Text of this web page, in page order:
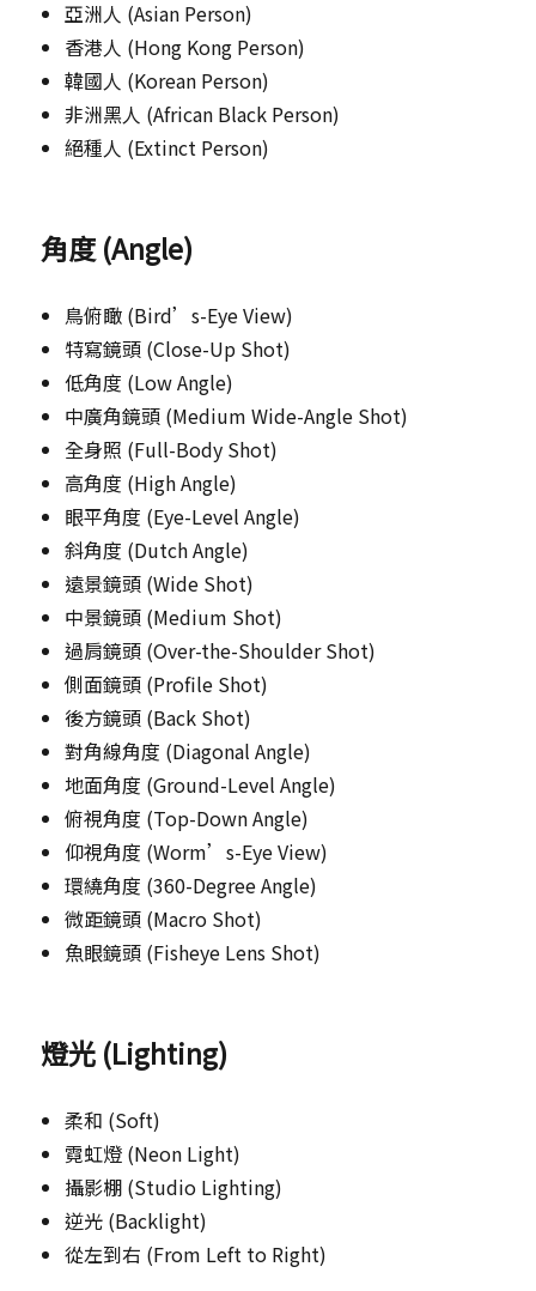
亞洲人 (Asian Person)
香港人 (Hong Kong Person)
韓國人 (Korean Person)
非洲黑人 (African Black Person)
絕種人 (Extinct Person)
角度 (Angle)
鳥俯瞰 (Bird’s-Eye View)
特寫鏡頭 (Close-Up Shot)
低角度 (Low Angle)
中廣角鏡頭 (Medium Wide-Angle Shot)
全身照 (Full-Body Shot)
高角度 (High Angle)
眼平角度 (Eye-Level Angle)
斜角度 (Dutch Angle)
遠景鏡頭 (Wide Shot)
中景鏡頭 (Medium Shot)
過肩鏡頭 (Over-the-Shoulder Shot)
側面鏡頭 (Profile Shot)
後方鏡頭 (Back Shot)
對角線角度 (Diagonal Angle)
地面角度 (Ground-Level Angle)
俯視角度 (Top-Down Angle)
仰視角度 (Worm’s-Eye View)
環繞角度 (360-Degree Angle)
微距鏡頭 (Macro Shot)
魚眼鏡頭 (Fisheye Lens Shot)
燈光 (Lighting)
柔和 (Soft)
霓虹燈 (Neon Light)
攝影棚 (Studio Lighting)
逆光 (Backlight)
從左到右 (From Left to Right)